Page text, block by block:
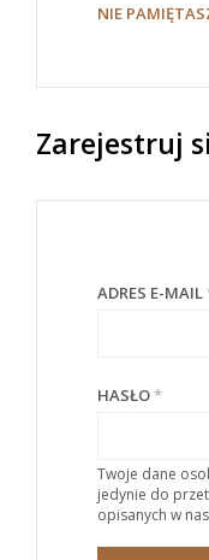
NIE
Zarejestruj
ADRES E-MAIL
HASŁO*
Twoje dane
jedynie do
opisanych w